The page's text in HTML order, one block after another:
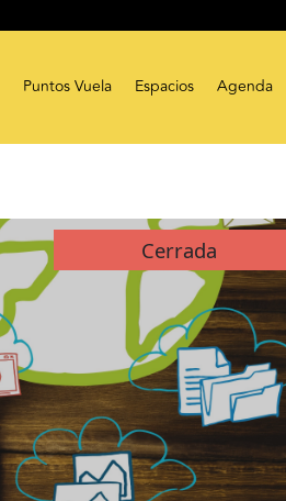
Puntos Vuela Espacios Agenda
Cerrada